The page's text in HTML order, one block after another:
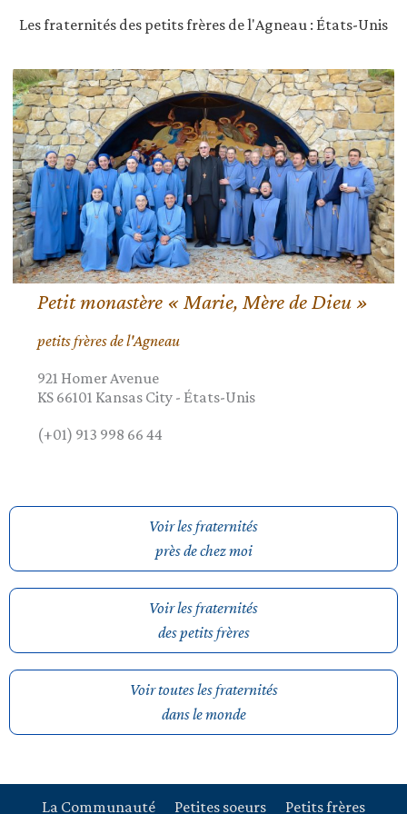
Les fraternités des petits frères de l'Agneau : États-Unis
Petit monastère « Marie, Mère de Dieu »
petits frères de l'Agneau
921 Homer Avenue
KS 66101 Kansas City - États-Unis
(+01) 913 998 66 44
Voir les fraternités
près de chez moi
Voir les fraternités
des petits frères
Voir toutes les fraternités
dans le monde
La Communauté Petites soeurs Petits frères